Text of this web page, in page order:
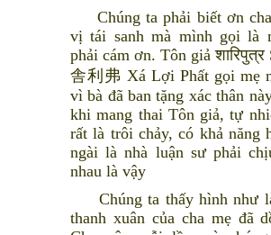
Chúng ta phải biết ơn cha
vị tái sanh mà mình gọi là
phải cám ơn. Tôn giả
舎利弗 Xá Lợi Phất gọi mẹ
vì bà đã ban tặng xác thân
khi mang thai Tôn giả, tự
rất là trôi chảy, có khả năng
ngài là nhà luận sư phải
nhau là vậy
Chúng ta thấy hình như
thanh xuân của cha mẹ đã